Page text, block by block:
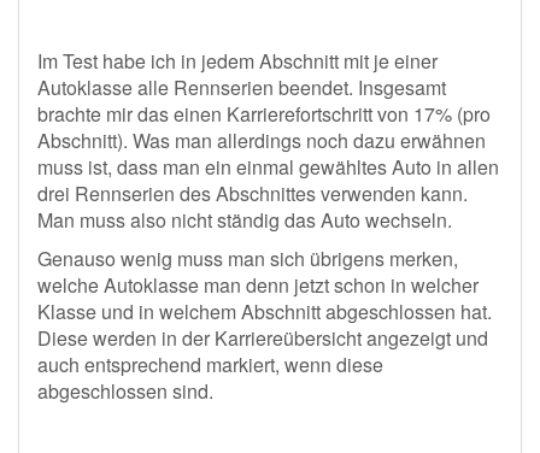
Im Test habe ich in jedem Abschnitt mit je einer
Autoklasse alle Rennserien beendet. Insgesamt
brachte mir das einen Karrierefortschritt von 17% (pro
Abschnitt). Was man allerdings noch dazu erwähnen
muss ist, dass man ein einmal gewähltes Auto in allen
drei Rennserien des Abschnittes verwenden kann.
Man muss also nicht ständig das Auto wechseln.
Genauso wenig muss man sich übrigens merken,
welche Autoklasse man denn jetzt schon in welcher
Klasse und in welchem Abschnitt abgeschlossen hat.
Diese werden in der Karriereübersicht angezeigt und
auch entsprechend markiert, wenn diese
abgeschlossen sind.